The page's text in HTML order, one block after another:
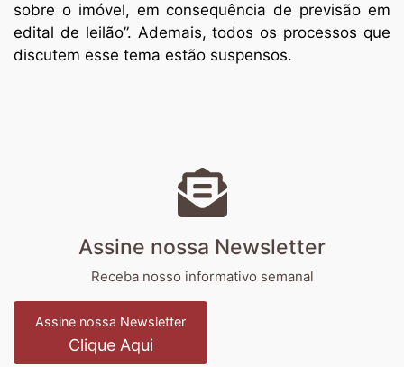
sobre o imóvel, em consequência de previsão em
edital de leilão”. Ademais, todos os processos que
discutem esse tema estão suspensos.
Assine nossa Newsletter
Receba nosso informativo semanal
Assine nossa Newsletter
Clique Aqui